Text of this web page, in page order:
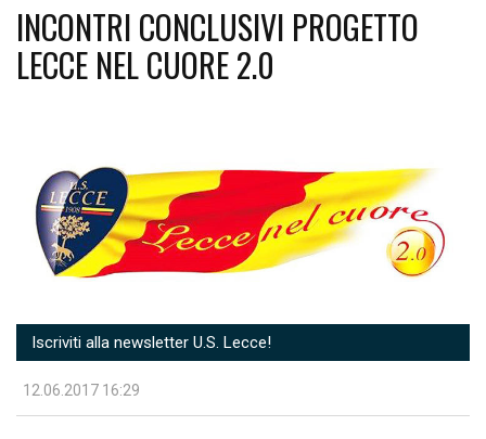
INCONTRI CONCLUSIVI PROGETTO
LECCE NEL CUORE 2.0
Iscriviti alla newsletter U.S. Lecce!
12.06.2017 16:29